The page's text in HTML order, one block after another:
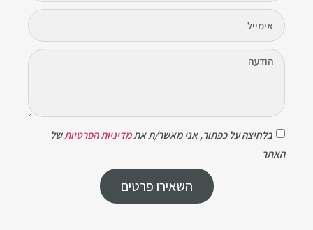
בלחיצה על כפתור, אני מאשר/ת אתמדיניות הפרטיותשל
האתר
השאירו פרטים